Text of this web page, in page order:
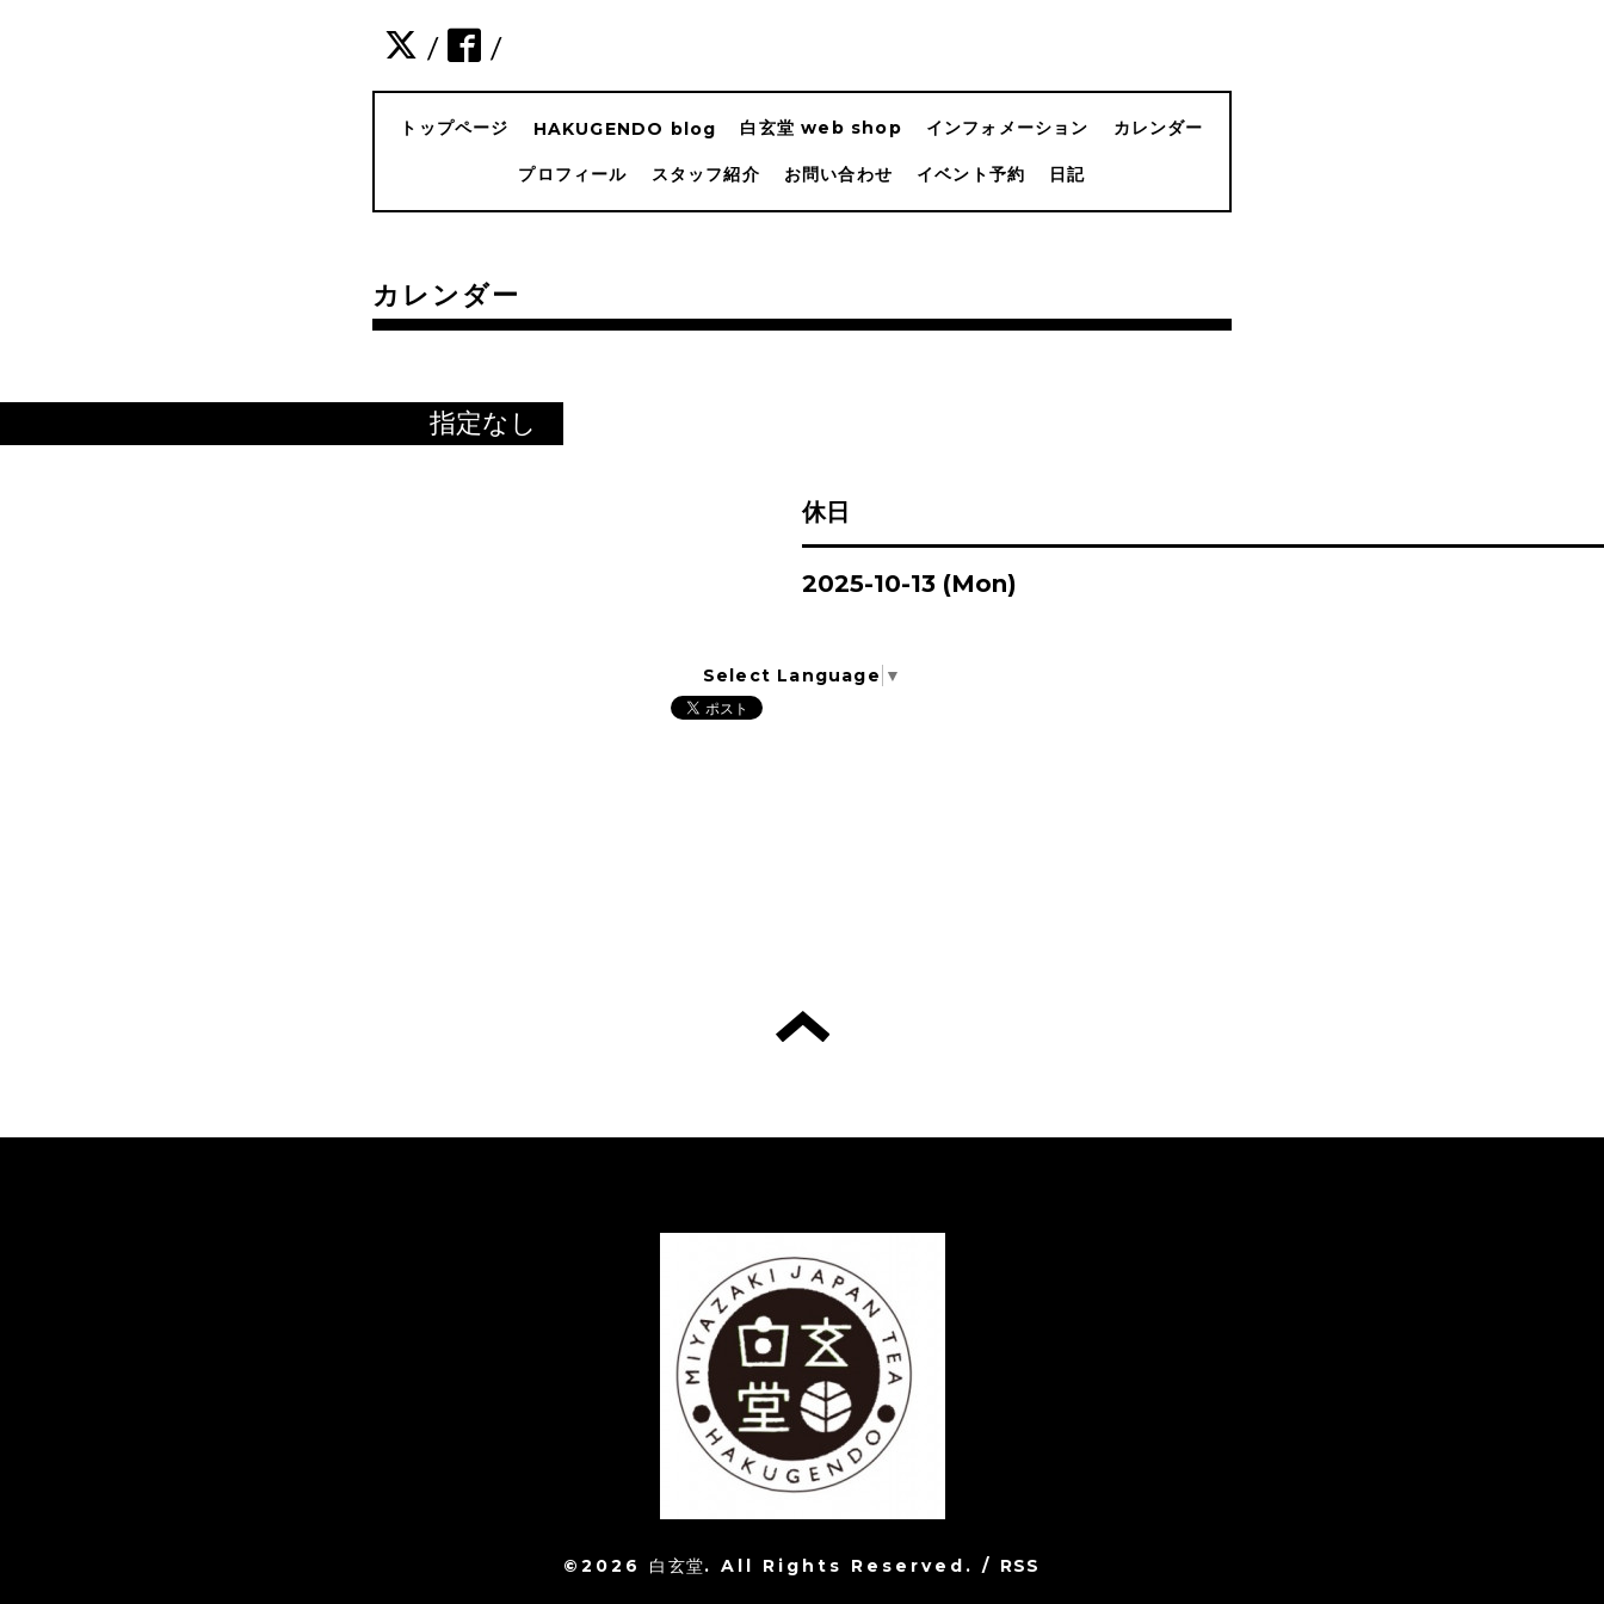
/ /
トップページ HAKUGENDO blog 白玄堂 web shop インフォメーション カレンダー
プロフィール スタッフ紹介 お問い合わせ イベント予約 日記
カレンダー
指定なし
休日
2025-10-13 (Mon)
Select Language ▼
©2026 白玄堂. All Rights Reserved. / RSS